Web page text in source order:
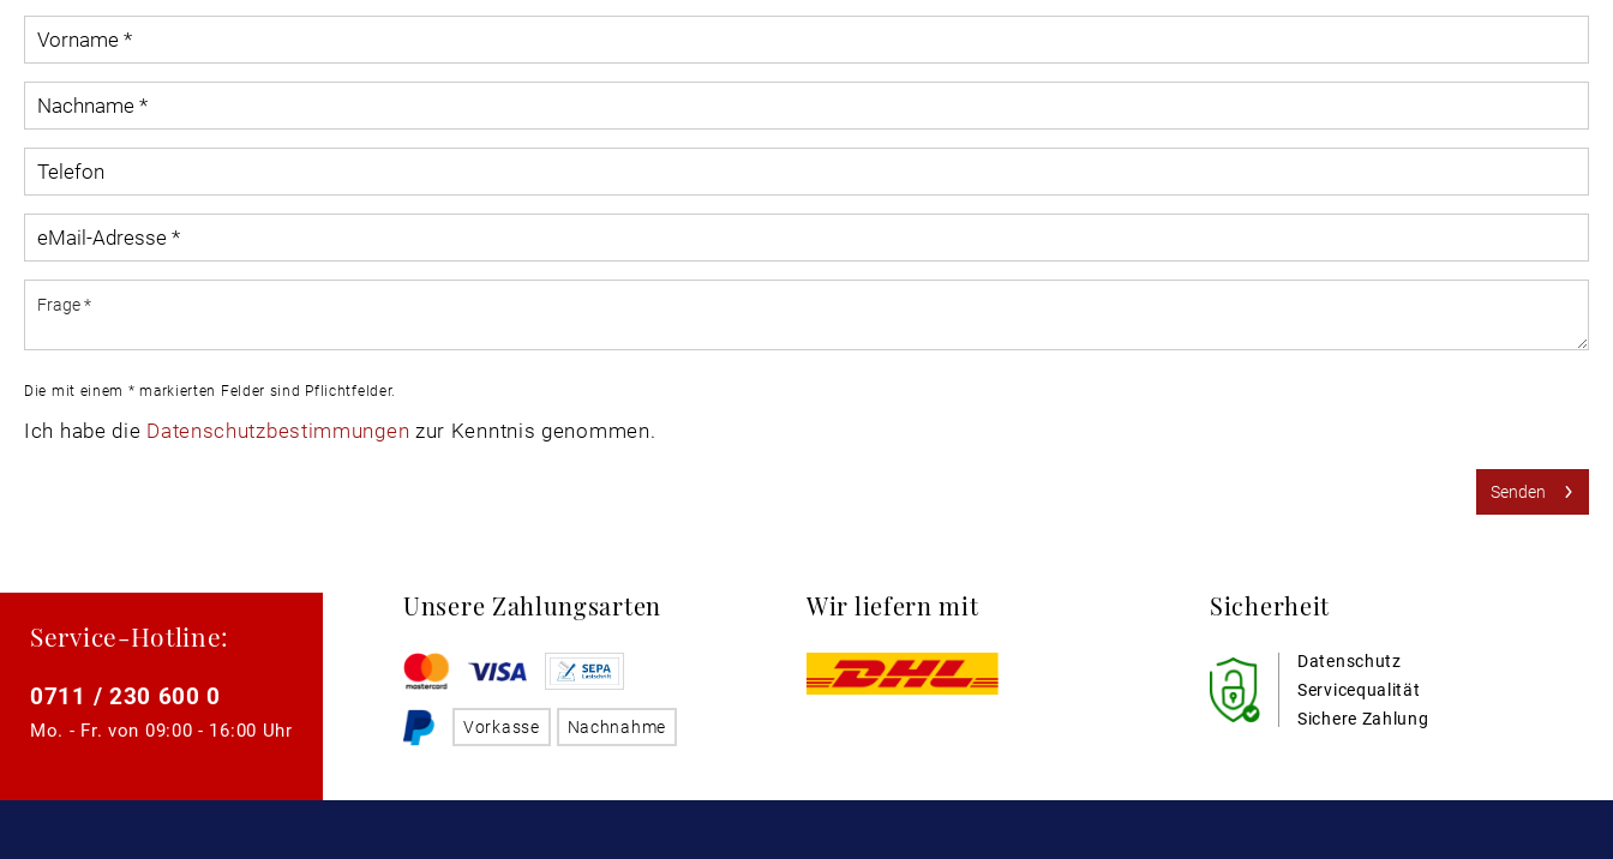
Die mit einem * markierten Felder sind Pflichtfelder.
Ich habe die Datenschutzbestimmungen zur Kenntnis genommen.
Senden
Service-Hotline:
0711 / 230 600 0
Mo. - Fr. von 09:00 - 16:00 Uhr
Unsere Zahlungsarten
Vorkasse Nachnahme
Wir liefern mit Sicherheit
Datenschutz
Sichere Zahlung
Servicequalität